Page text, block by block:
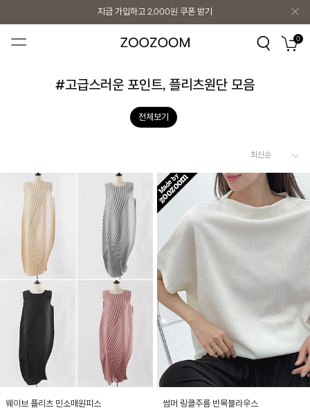
지금 가입하고 2,000원 쿠폰 받기
지금 가입하고 2,000원 쿠폰 받기 0
#고급스러운 포인트, 플리츠원단 모음
전체보기
웨이브 플리츠 민소매원피스
썸머 링클주름 반목블라우스